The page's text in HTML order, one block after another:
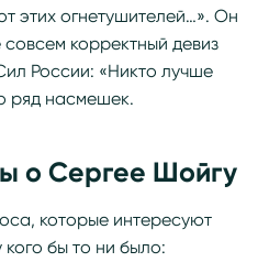
этих огнетушителей…». Он
корректный девиз
России: «Никто лучше
ряд насмешек.
о Сергее Шойгу
которые интересуют
бы то ни было: